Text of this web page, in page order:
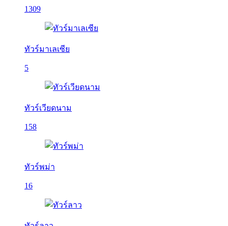
1309
ทัวร์มาเลเซีย
5
ทัวร์เวียดนาม
158
ทัวร์พม่า
16